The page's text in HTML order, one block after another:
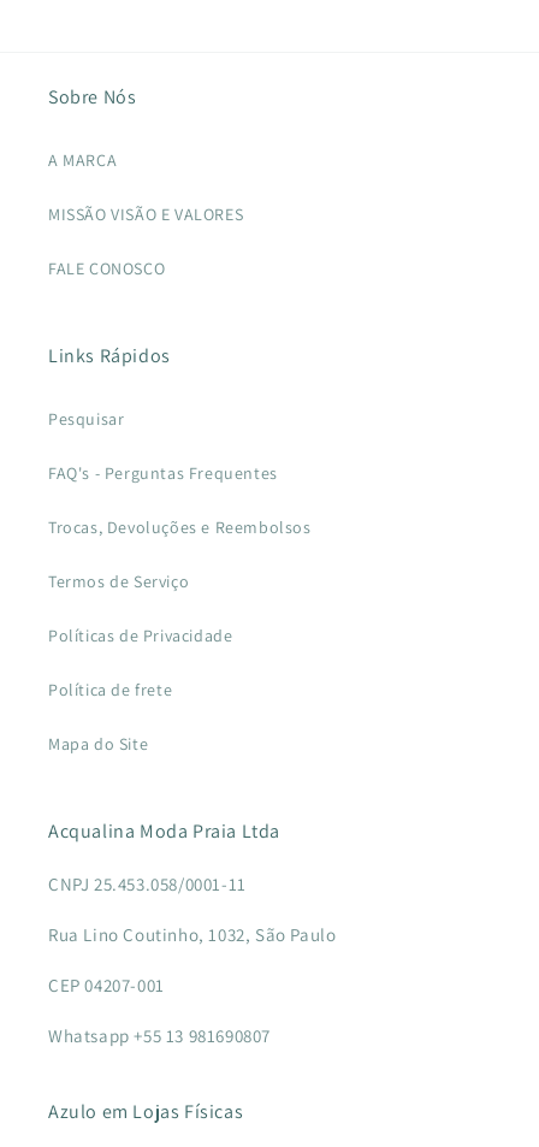
Sobre Nós
A MARCA
MISSÃO VISÃO E VALORES
FALE CONOSCO
Links Rápidos
Pesquisar
FAQ's - Perguntas Frequentes
Trocas, Devoluções e Reembolsos
Termos de Serviço
Políticas de Privacidade
Política de frete
Mapa do Site
Acqualina Moda Praia Ltda
CNPJ 25.453.058/0001-11
Rua Lino Coutinho, 1032, São Paulo
CEP 04207-001
Whatsapp +55 13 981690807
Azulo em Lojas Físicas